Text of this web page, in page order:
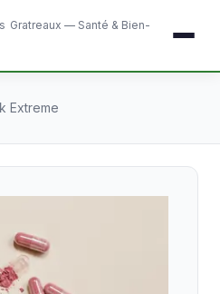
Gratreaux — Santé & Bien-
Extreme